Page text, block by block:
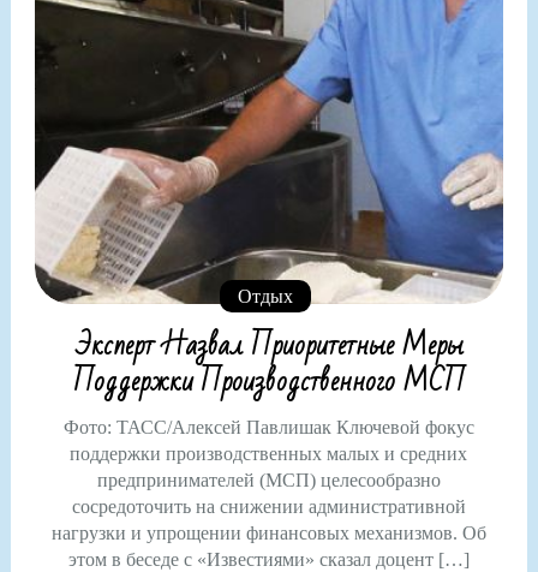
Отдых
Эксперт Назвал Приоритетные Меры
Поддержки Производственного МСП
Фото: ТАСС/Алексей Павлишак Ключевой фокус
поддержки производственных малых и средних
предпринимателей (МСП) целесообразно
сосредоточить на снижении административной
нагрузки и упрощении финансовых механизмов. Об
этом в беседе с «Известиями» сказал доцент […]